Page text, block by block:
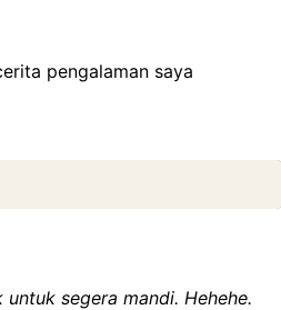
pengalaman saya
segera mandi. Hehehe.